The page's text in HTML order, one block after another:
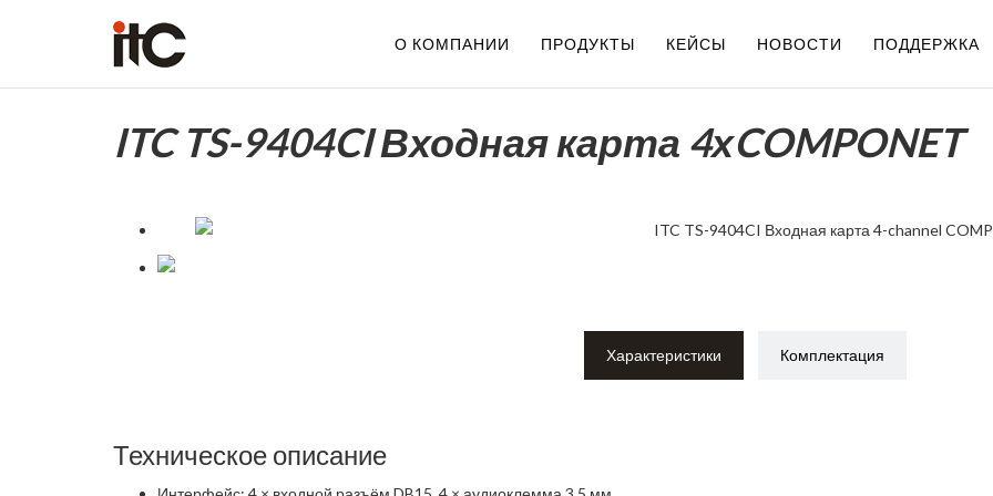
О КОМПАНИИ ПРОДУКТЫ КЕЙСЫ НОВОСТИ ПОДДЕРЖКА
ITC TS-9404CI Входная карта 4хCOMPONET
ITC TS-9404CI Входная карта 4-channel
Характеристики Комплектация
Техническое описание